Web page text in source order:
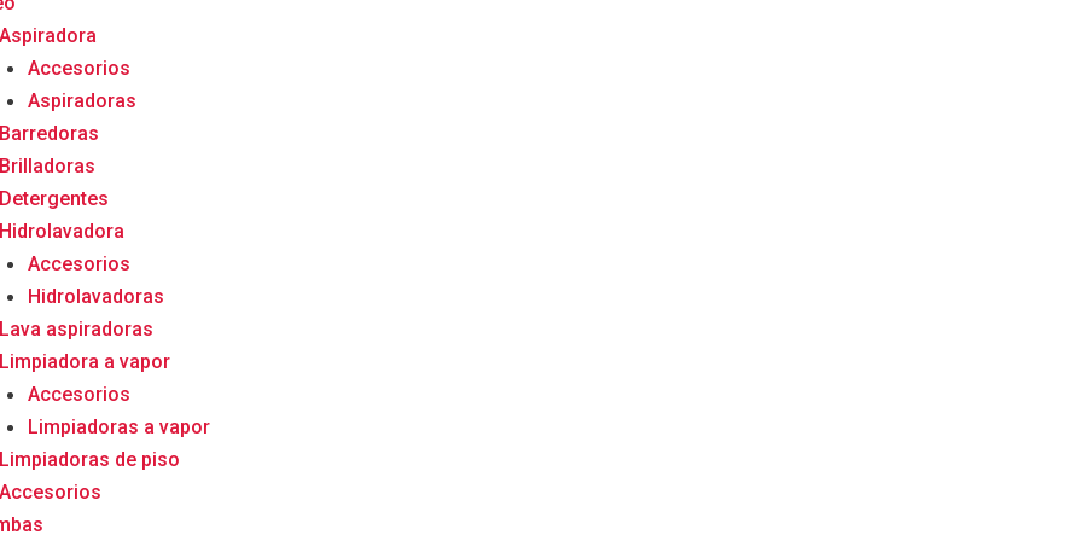
Aspiradora
Accesorios
Aspiradoras
Barredoras
Brilladoras
Detergentes
Hidrolavadora
Accesorios
Hidrolavadoras
Lava aspiradoras
Limpiadora a vapor
Accesorios
Limpiadoras a vapor
Limpiadoras de piso
Accesorios